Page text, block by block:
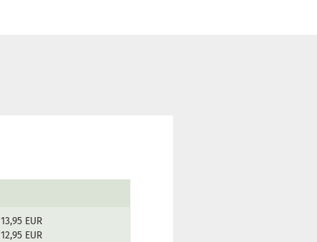
13,95 EUR
12,95 EUR